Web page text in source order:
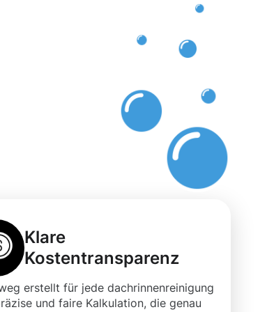
Klare
Kostentransparenz
erstellt für jede dachrinnenreinigung
und faire Kalkulation, die genau